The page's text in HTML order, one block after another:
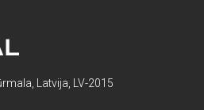
Latvija, LV-2015